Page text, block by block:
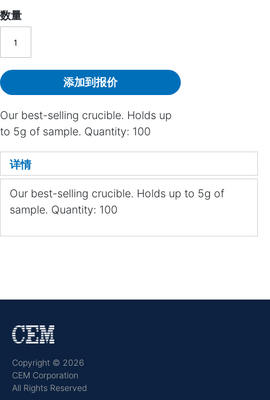
数量
添加到报价
Our best-selling crucible. Holds up
to 5g of sample. Quantity: 100
详情
Our best-selling crucible. Holds up to 5g of
sample. Quantity: 100
Copyright © 2026
CEM Corporation
All Rights Reserved